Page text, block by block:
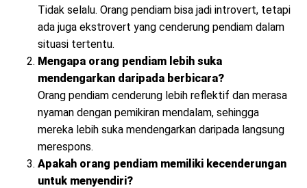
Tidak selalu. Orang pendiam bisa jadi introvert, tetapi
ada juga ekstrovert yang cenderung pendiam dalam
situasi tertentu.
Mengapa orang pendiam lebih suka
mendengarkan daripada berbicara?
Orang pendiam cenderung lebih reflektif dan merasa
nyaman dengan pemikiran mendalam, sehingga
mereka lebih suka mendengarkan daripada langsung
merespons.
Apakah orang pendiam memiliki kecenderungan
untuk menyendiri?